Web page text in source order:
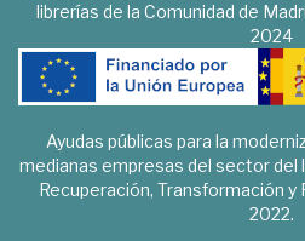
librerías de la Comunidad de
2024
Ayudas públicas para la
medianas empresas del sector del
Recuperación, Transformación y
2022.